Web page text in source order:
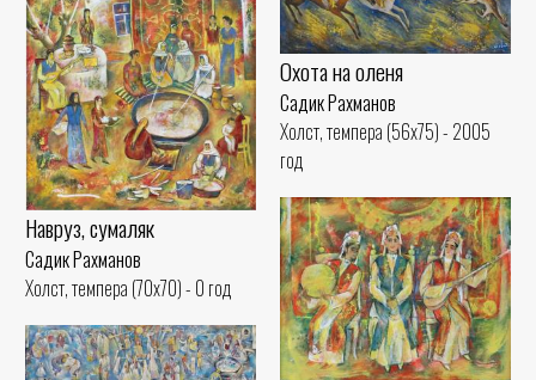
Охота на оленя
Садик Рахманов
Холст, темпера (56x75) - 2005
год
Навруз, сумаляк
Садик Рахманов
Холст, темпера (70x70) - 0 год